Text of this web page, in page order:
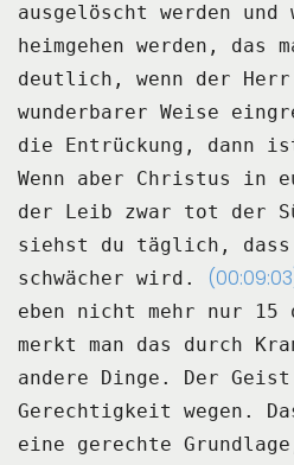
ausgelöscht werden
und
heimgehen werden, das
deutlich,
wenn der
wunderbarer Weise
die Entrückung,
dann
Wenn aber Christus
der Leib zwar tot der
siehst du täglich, dass
schwächer wird.
eben nicht mehr nur
merkt man das durch
andere Dinge.
Der
Gerechtigkeit wegen.
eine gerechte